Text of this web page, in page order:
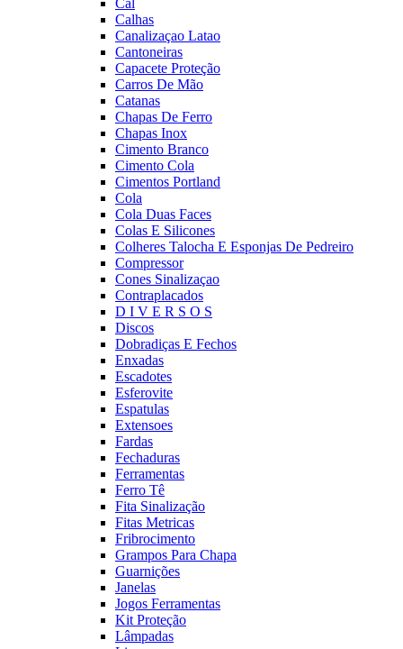
Cal
Calhas
Canalizaçao Latao
Cantoneiras
Capacete Proteção
Carros De Mão
Catanas
Chapas De Ferro
Chapas Inox
Cimento Branco
Cimento Cola
Cimentos Portland
Cola
Cola Duas Faces
Colas E Silicones
Colheres Talocha E Esponjas De Pedreiro
Compressor
Cones Sinalizaçao
Contraplacados
D I V E R S O S
Discos
Dobradiças E Fechos
Enxadas
Escadotes
Esferovite
Espatulas
Extensoes
Fardas
Fechaduras
Ferramentas
Ferro Tê
Fita Sinalização
Fitas Metricas
Fribrocimento
Grampos Para Chapa
Guarnições
Janelas
Jogos Ferramentas
Kit Proteção
Lâmpadas